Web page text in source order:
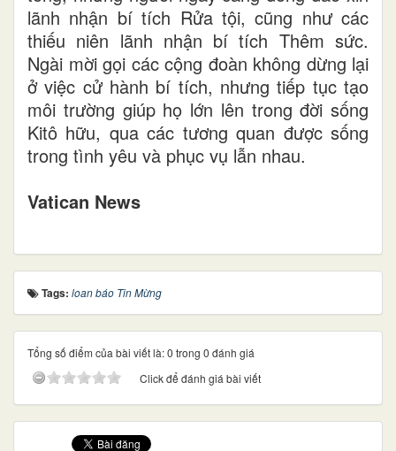
lãnh nhận bí tích Rửa tội, cũng như các
thiếu niên lãnh nhận bí tích Thêm sức.
Ngài mời gọi các cộng đoàn không dừng lại
ở việc cử hành bí tích, nhưng tiếp tục tạo
môi trường giúp họ lớn lên trong đời sống
Kitô hữu, qua các tương quan được sống
trong tình yêu và phục vụ lẫn nhau.
Vatican News
Tags: loan báo Tin Mừng
Tổng số điểm của bài viết là: 0 trong 0 đánh giá
Click để đánh giá bài viết